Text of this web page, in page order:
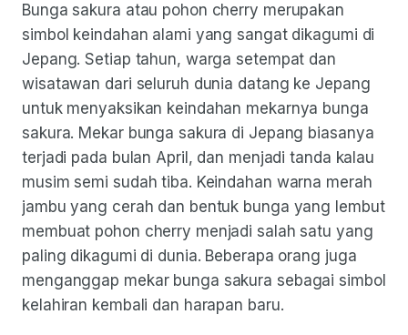
Bunga sakura atau pohon cherry merupakan
simbol keindahan alami yang sangat dikagumi di
Jepang. Setiap tahun, warga setempat dan
wisatawan dari seluruh dunia datang ke Jepang
untuk menyaksikan keindahan mekarnya bunga
sakura. Mekar bunga sakura di Jepang biasanya
terjadi pada bulan April, dan menjadi tanda kalau
musim semi sudah tiba. Keindahan warna merah
jambu yang cerah dan bentuk bunga yang lembut
membuat pohon cherry menjadi salah satu yang
paling dikagumi di dunia. Beberapa orang juga
menganggap mekar bunga sakura sebagai simbol
kelahiran kembali dan harapan baru.